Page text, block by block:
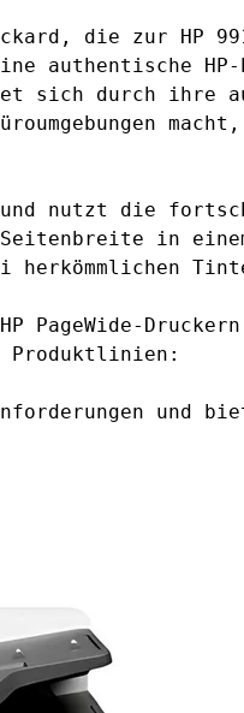
die zur HP
authentische
sich durch ihre
nutzt die
in
Produktlinien:
und